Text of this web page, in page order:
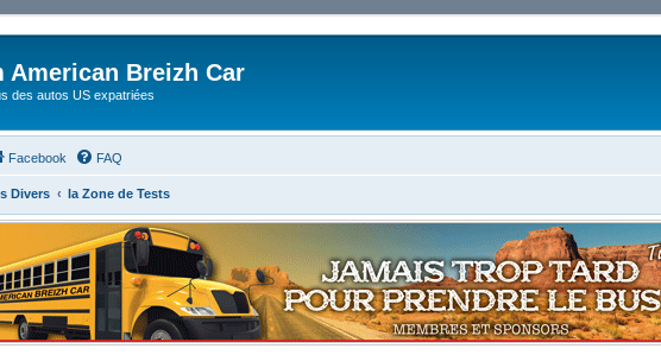
American Breizh Car
des autos US expatriées
Facebook FAQ
Divers la Zone de Tests